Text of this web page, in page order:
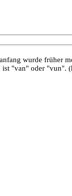
wurde früher
ist "van" oder "vun". (